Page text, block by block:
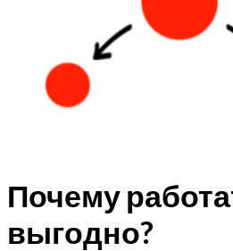
Почему
выгодно?